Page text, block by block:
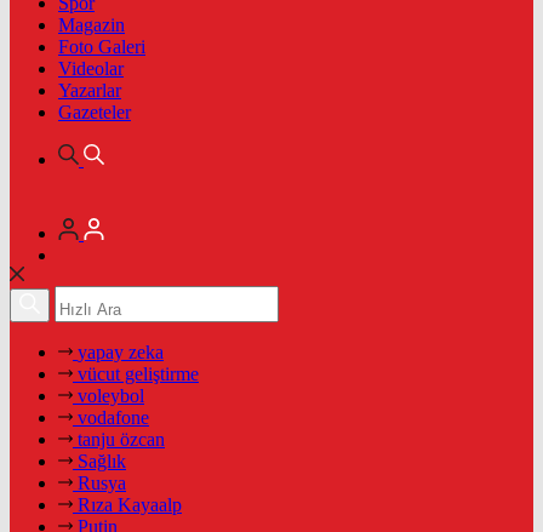
Magazin
Foto Galeri
Videolar
Yazarlar
Gazeteler
yapay zeka
vücut geliştirme
voleybol
vodafone
tanju özcan
Sağlık
Rusya
Rıza Kayaalp
Putin